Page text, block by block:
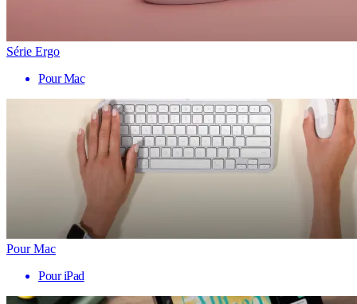
Série Ergo
Pour Mac
Pour Mac
Pour iPad